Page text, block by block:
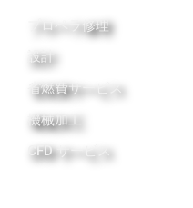
プロペラ修理
設計
省燃費サービス
機械加工
CFD サービス